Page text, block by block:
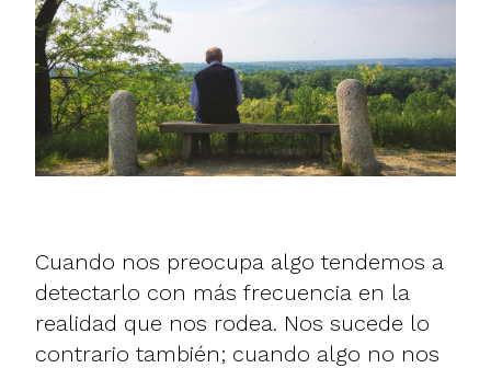
Cuando nos preocupa algo tendemos a
detectarlo con más frecuencia en la
realidad que nos rodea. Nos sucede lo
contrario también; cuando algo no nos